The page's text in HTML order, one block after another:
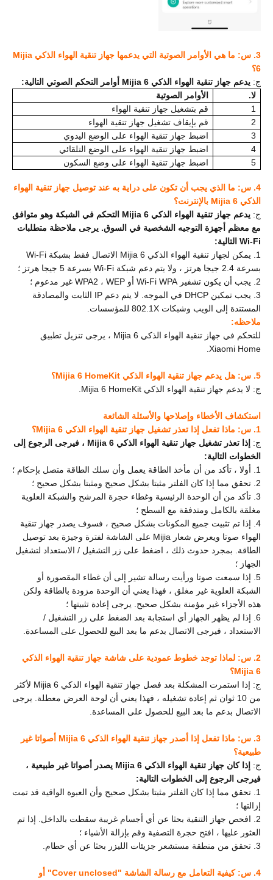
3. س: ما هي الأوامر الصوتية التي يدعمها جهاز تنقية الهواء الذكي Mijia
6؟
ج: يدعم جهاز تنقية الهواء الذكي Mijia 6 أوامر التحكم الصوتي التالية:
لا.
الأوامر الصوتية
1
قم بتشغيل جهاز تنقية الهواء
2
قم بإيقاف تشغيل جهاز تنقية الهواء
3
اضبط جهاز تنقية الهواء على الوضع اليدوي
4
اضبط جهاز تنقية الهواء على الوضع التلقائي
5
اضبط جهاز تنقية الهواء على وضع السكون
4. س: ما الذي يجب أن تكون على دراية به عند توصيل جهاز تنقية الهواء
الذكي Mijia 6 بالإنترنت؟
ج:
يدعم جهاز تنقية الهواء الذكي Mijia 6 التحكم في الشبكة وهو متوافق
مع معظم أجهزة التوجيه الشخصية في السوق. يرجى ملاحظة متطلبات
Wi-Fi التالية:
1. يمكن لجهاز تنقية الهواء الذكي Mijia 6 الاتصال فقط بشبكة Wi-Fi
بسرعة 2.4 جيجا هرتز ، ولا يتم دعم شبكة Wi-Fi بسرعة 5 جيجا هرتز ؛
2. يجب أن يكون تشفير Wi-Fi WPA أو WPA2 ، WEP غير مدعوم ؛
3. يجب تمكين DHCP في الموجه. لا يتم دعم IP الثابت والمصادقة
المستندة إلى الويب وشبكات 802.1X للمؤسسات.
ملاحظه:
للتحكم في جهاز تنقية الهواء الذكي Mijia 6 ، يرجى تنزيل تطبيق
Xiaomi Home.
5. س: هل يدعم جهاز تنقية الهواء الذكي Mijia 6 HomeKit؟
ج: لا يدعم جهاز تنقية الهواء الذكي Mijia 6 HomeKit.
استكشاف الأخطاء وإصلاحها والأسئلة الشائعة
1. س: ماذا تفعل إذا تعذر تشغيل جهاز تنقية الهواء الذكي Mijia 6؟
ج:
إذا تعذر تشغيل جهاز تنقية الهواء الذكي Mijia 6 ، فيرجى الرجوع إلى
الخطوات التالية:
1. أولا ، تأكد من أن مأخذ الطاقة يعمل وأن سلك الطاقة متصل بإحكام ؛
2. تحقق مما إذا كان الفلتر مثبتا بشكل صحيح ومثبتا بشكل صحيح ؛
3. تأكد من أن الوحدة الرئيسية وغطاء حجرة المرشح والشبكة العلوية
مغلقة بالكامل ومتدفقة مع السطح ؛
4. إذا تم تثبيت جميع المكونات بشكل صحيح ، فسوف يصدر جهاز تنقية
الهواء صوتا ويعرض شعار Mijia على الشاشة لفترة وجيزة بعد توصيل
الطاقة. بمجرد حدوث ذلك ، اضغط على زر التشغيل / الاستعداد لتشغيل
الجهاز ؛
5. إذا سمعت صوتا ورأيت رسالة تشير إلى أن غطاء المقصورة أو
الشبكة العلوية غير مغلق ، فهذا يعني أن الوحدة مزودة بالطاقة ولكن
هذه الأجزاء غير مؤمنة بشكل صحيح. يرجى إعادة تثبيتها ؛
6. إذا لم يظهر الجهاز أي استجابة بعد الضغط على زر التشغيل /
الاستعداد ، فيرجى الاتصال بدعم ما بعد البيع للحصول على المساعدة.
2. س: لماذا توجد خطوط عمودية على شاشة جهاز تنقية الهواء الذكي
Mijia 6؟
ج: إذا استمرت المشكلة بعد فصل جهاز تنقية الهواء الذكي Mijia 6 لأكثر
من 10 ثوان ثم إعادة تشغيله ، فهذا يعني أن لوحة العرض معطلة. يرجى
الاتصال بدعم ما بعد البيع للحصول على المساعدة.
3. س: ماذا تفعل إذا أصدر جهاز تنقية الهواء الذكي Mijia 6 أصواتا غير
طبيعية؟
ج:
إذا كان جهاز تنقية الهواء الذكي Mijia 6 يصدر أصواتا غير طبيعية ،
فيرجى الرجوع إلى الخطوات التالية:
1. تحقق مما إذا كان الفلتر مثبتا بشكل صحيح وأن العبوة الواقية قد تمت
إزالتها ؛
2. افحص جهاز التنقية بحثا عن أي أجسام غريبة سقطت بالداخل. إذا تم
العثور عليها ، افتح حجرة التصفية وقم بإزالة الأشياء ؛
3. تحقق من منطقة مستشعر جزيئات الليزر بحثا عن أي حطام.
4. س: كيفية التعامل مع رسالة الشاشة "Cover un closed" أو